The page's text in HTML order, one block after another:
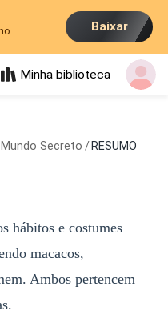
Baixar
Minha biblioteca
Mundo Secreto / RESUMO
hábitos e costumes
macacos,
Ambos pertencem